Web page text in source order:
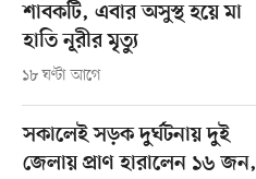
শাবকটি, এবার অসুস্থ হয়ে মা
হাতি নূরীর মৃত্যু
১৮ ঘণ্টা আগে
সকালেই সড়ক দুর্ঘটনায় দুই
জেলায় প্রাণ হারালেন ১৬ জন,